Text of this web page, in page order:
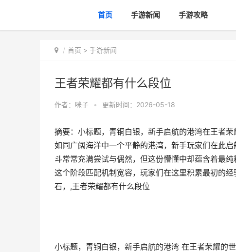
首页 手游新闻 手游攻略
首页 > 手游新闻
王者荣耀都有什么段位
作者： 咪子 • 更新时间：2026-05-18
摘要：小标题，青铜白银，新手启航的港湾在王者
如同广阔海洋中一个平静的港湾，新手玩家们在此
斗常常充满尝试与偶然，但这份懵懂中却蕴含着最
这个阶段匹配机制宽容，玩家们在这里积累最初的
石，,王者荣耀都有什么段位
小标题，青铜白银，新手启航的港湾 在王者荣耀的